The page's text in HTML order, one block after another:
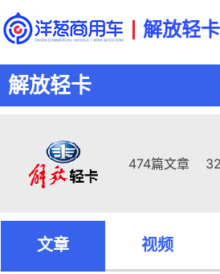
解放轻卡
解放轻卡
474篇文章
文章 视频